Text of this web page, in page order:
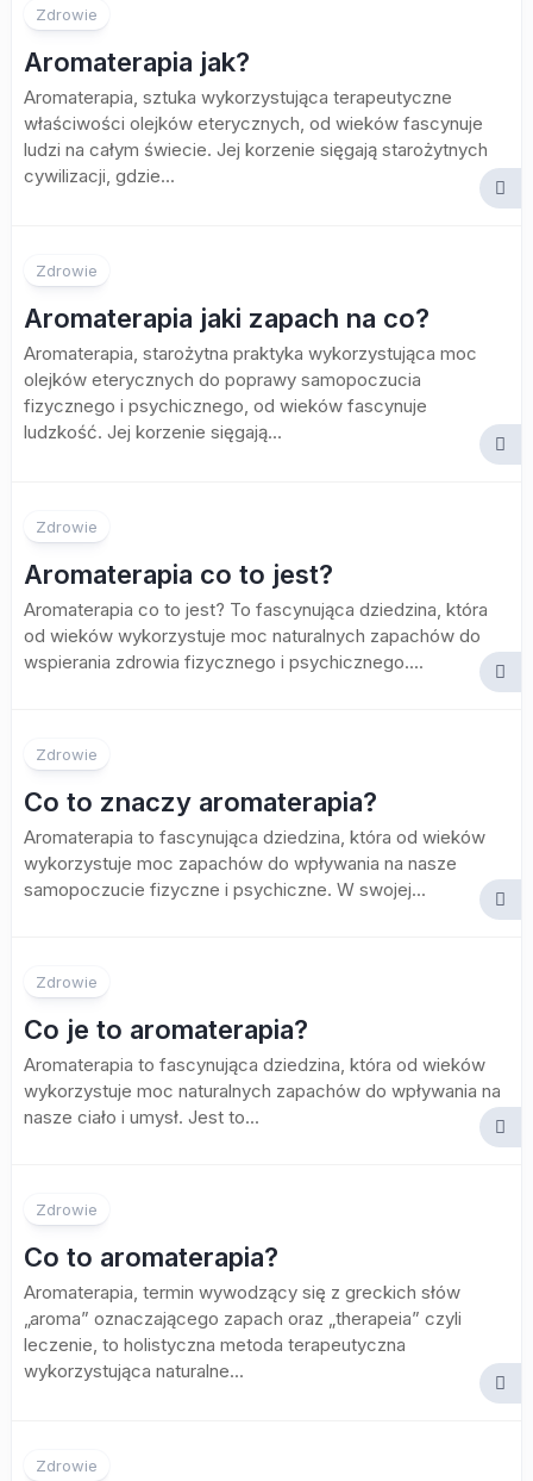
Zdrowie
Aromaterapia jak?
Aromaterapia, sztuka wykorzystująca terapeutyczne
właściwości olejków eterycznych, od wieków fascynuje
ludzi na całym świecie. Jej korzenie sięgają starożytnych
cywilizacji, gdzie...
Zdrowie
Aromaterapia jaki zapach na co?
Aromaterapia, starożytna praktyka wykorzystująca moc
olejków eterycznych do poprawy samopoczucia
fizycznego i psychicznego, od wieków fascynuje
ludzkość. Jej korzenie sięgają...
Zdrowie
Aromaterapia co to jest?
Aromaterapia co to jest? To fascynująca dziedzina, która
od wieków wykorzystuje moc naturalnych zapachów do
wspierania zdrowia fizycznego i psychicznego....
Zdrowie
Co to znaczy aromaterapia?
Aromaterapia to fascynująca dziedzina, która od wieków
wykorzystuje moc zapachów do wpływania na nasze
samopoczucie fizyczne i psychiczne. W swojej...
Zdrowie
Co je to aromaterapia?
Aromaterapia to fascynująca dziedzina, która od wieków
wykorzystuje moc naturalnych zapachów do wpływania na
nasze ciało i umysł. Jest to...
Zdrowie
Co to aromaterapia?
Aromaterapia, termin wywodzący się z greckich słów
„aroma” oznaczającego zapach oraz „therapeia” czyli
leczenie, to holistyczna metoda terapeutyczna
wykorzystująca naturalne...
Zdrowie